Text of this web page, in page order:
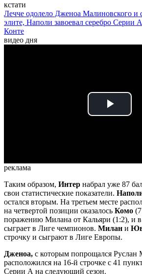
кстати
Лечче одолело Дженоа Малиновского и
элите, Наполи завоевал серебро Серии
Конте
видео дня
Play
реклама
Таким образом, Интер набрал уже 87
свои статистические показатели.
остался вторым. На третьем месте
на четвертой позиции оказалось Комо
поражению Милана от Кальяри (1:2), и
сыграет в Лиге чемпионов. Милан и
строчку и сыграют в Лиге Европы.
Дженоа, с которым попрощался Руслан
расположился на 16-й строчке с 41
Серии А на следующий сезон.